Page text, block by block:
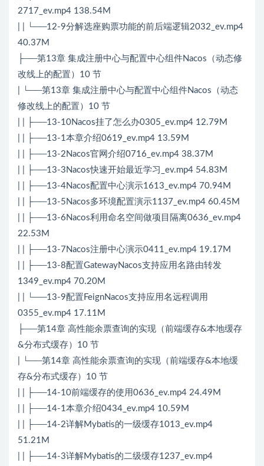
2717_ev.mp4 138.54M
| | └──12-9分解选座购票功能的前后端逻辑2032_ev.mp4
40.37M
├──第13章 集成注册中心与配置中心组件Nacos（动态修
改线上的配置）10 节
| └──第13章 集成注册中心与配置中心组件Nacos（动态
修改线上的配置）10 节
| | ├──13-10Nacos挂了怎么办0305_ev.mp4 12.79M
| | ├──13-1本章介绍0619_ev.mp4 13.59M
| | ├──13-2Nacos官网介绍0716_ev.mp4 38.37M
| | ├──13-3Nacos快速开始最近学习_ev.mp4 54.83M
| | ├──13-4Nacos配置中心演示1613_ev.mp4 70.94M
| | ├──13-5Nacos多环境配置演示1137_ev.mp4 60.45M
| | ├──13-6Nacos利用命名空间做项目隔离0636_ev.mp4
22.53M
| | ├──13-7Nacos注册中心演示0411_ev.mp4 19.17M
| | ├──13-8配置GatewayNacos支持应用名路由转发
1349_ev.mp4 70.20M
| | └──13-9配置FeignNacos支持应用名远程调用
0355_ev.mp4 17.11M
├──第14章 高性能余票查询的实现（前端缓存&本地缓存
&分布式缓存）10 节
| └──第14章 高性能余票查询的实现（前端缓存&本地缓
存&分布式缓存）10 节
| | ├──14-10前端缓存的使用0636_ev.mp4 24.49M
| | ├──14-1本章介绍0434_ev.mp4 10.59M
| | ├──14-2详解Mybatis的一级缓存1013_ev.mp4
51.21M
| | ├──14-3详解Mybatis的二级缓存1237_ev.mp4